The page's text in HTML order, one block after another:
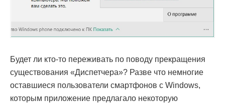
Будет ли кто-то переживать по поводу прекращения
существования «Диспетчера»? Разве что немногие
оставшиеся пользователи смартфонов с Windows,
которым приложение предлагало некоторую